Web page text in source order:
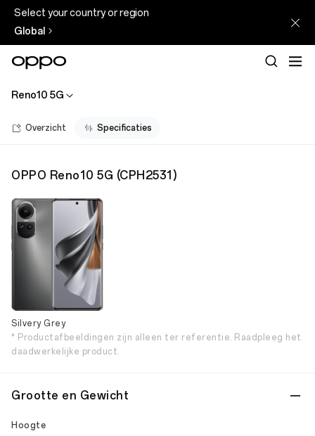
Select your country or region
Global
Reno10 5G
Overzicht Specificaties
OPPO Reno10 5G (CPH2531 )
Silvery Grey
* Productafbeeldingen zijn alleen ter referentie. Raadpleeg het
daadwerkelijke product.
Grootte en Gewicht
Hoogte